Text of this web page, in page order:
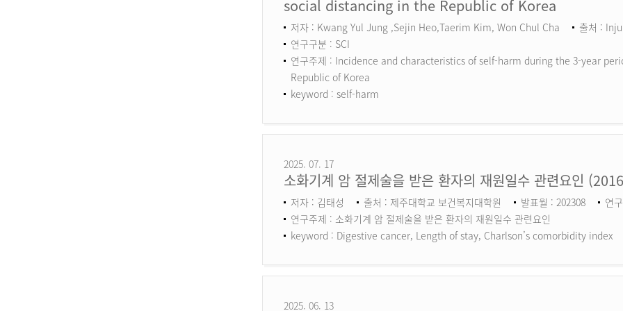
social distancing in the Republic of Korea
저자 : Kwang Yul Jung ,Sejin Heo,Taerim Kim, Won Chul Cha
출처 :
연구구분 : SCI
연구주제 : Incidence and characteristics of self-harm during the 3-year
Republic of Korea
keyword : self-harm
2025. 07. 17
소화기계 암 절제술을 받은 환자의 재원일수 관련요인
저자 : 김태성 출처 : 제주대학교 보건복지대학원 발표월 : 202308
연
연구주제 : 소화기계 암 절제술을 받은 환자의 재원일수 관련요인
keyword : Digestive cancer, Length of stay, Charlson’s comorbidity index
2025. 06. 13